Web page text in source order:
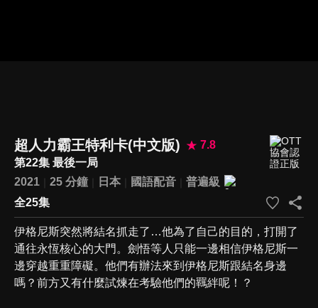
超人力霸王特利卡(中文版)
7.8
第22集 最後一局
2021
25 分鐘 日本 國語配音
普遍級
全25集
伊格尼斯突然將結名抓走了…他為了自己的目的，打開了
通往永恆核心的大門。劍悟等人只能一邊相信伊格尼斯一
邊穿越重重障礙。他們有辦法來到伊格尼斯跟結名身邊
嗎？前方又有什麼試煉在考驗他們的羈絆呢！？